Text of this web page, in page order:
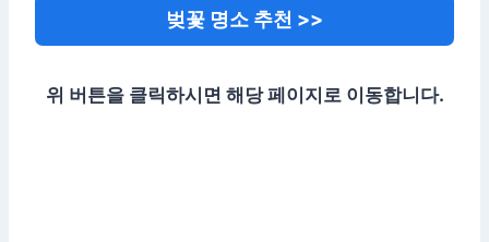
벚꽃 명소 추천 >>
위 버튼을 클릭하시면 해당 페이지로 이동합니다.